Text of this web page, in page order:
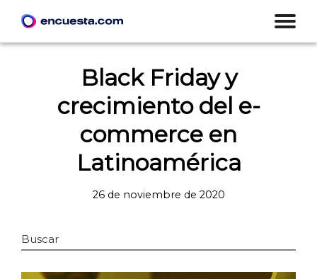
Black Friday y
crecimiento del e-
commerce en
Latinoamérica
26 de noviembre de 2020
Buscar